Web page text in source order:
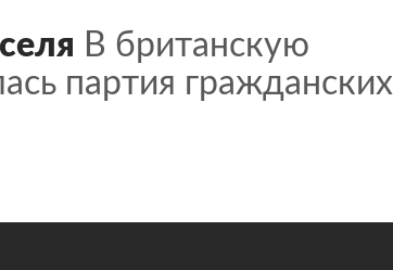
В британскую
партия гражданских